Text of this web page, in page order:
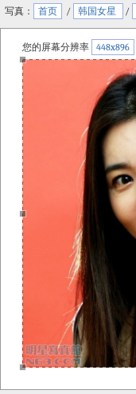
写真： 首页 / 韩国女星 /
您的屏幕分辨率 448x896